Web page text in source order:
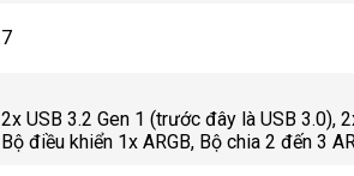
7
2x USB 3.2 Gen 1 (trước đây là USB 3.0),
Bộ điều khiển 1x ARGB, Bộ chia 2 đến 3